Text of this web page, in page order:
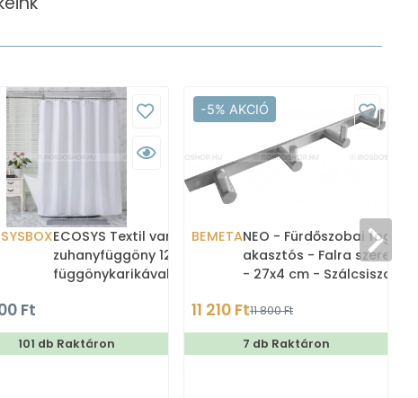
ECOSYS Textil varrott
zuhanyfüggöny 12db
függönykarikával
Zuhanyfüggöny textil
Ft
101 db Raktáron
-5% AKCIÓ
BEMETANEO - Fürdőszobai fogas
akasztós - Falra
- 27x4 cm - Szálcsiszolt
11 210 Ft11 800 Ft
7 db Raktáron